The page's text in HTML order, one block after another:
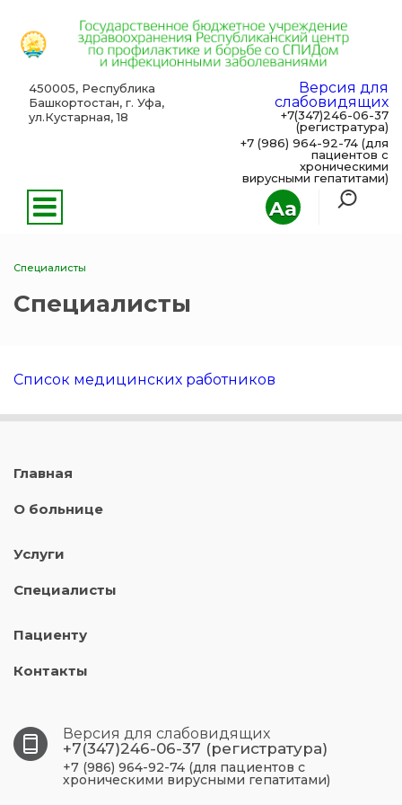
Aa
450005, Республика
Башкортостан, г. Уфа,
ул.Кустарная, 18
Версия для
слабовидящих
+7(347)246-06-37
(регистратура)
+7 (986) 964-92-74 (для
пациентов с
хроническими
вирусными гепатитами)
Специалисты
Специалисты
Список медицинских работников
Главная
О больнице
Услуги
Специалисты
Пациенту
Контакты
Версия для слабовидящих
+7(347)246-06-37 (регистратура)
+7 (986) 964-92-74 (для пациентов с
хроническими вирусными гепатитами)